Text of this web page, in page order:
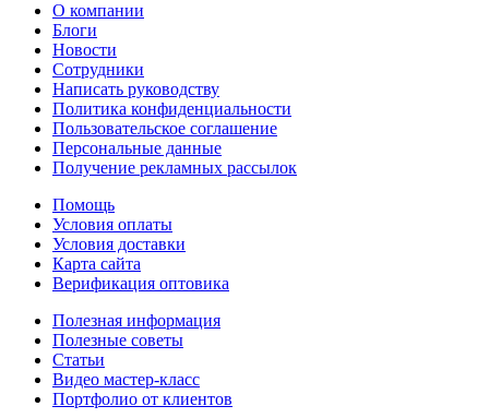
О компании
Блоги
Новости
Сотрудники
Написать руководству
Политика конфиденциальности
Пользовательское соглашение
Персональные данные
Получение рекламных рассылок
Помощь
Условия оплаты
Условия доставки
Карта сайта
Верификация оптовика
Полезная информация
Полезные советы
Статьи
Видео мастер-класс
Портфолио от клиентов